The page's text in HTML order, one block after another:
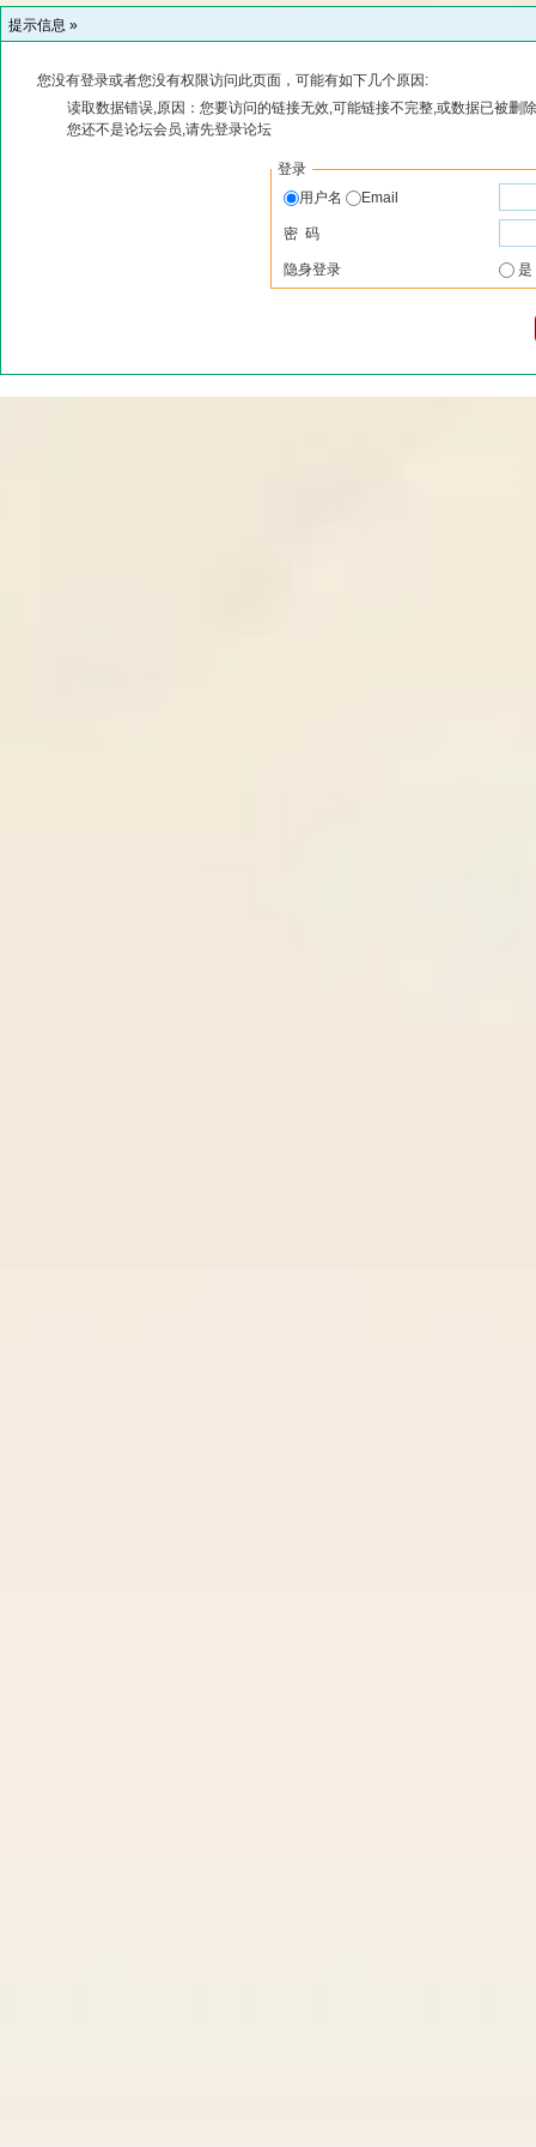
提示信息 »
您没有登录或者您没有权限访问此页面，可能有如下几个原因:
读取数据错误,原因：您要访问的链接无效,可能链接不完整,或数据已被删
您还不是论坛会员,请先登录论坛
登录
用户名
Email
密 码
隐身登录